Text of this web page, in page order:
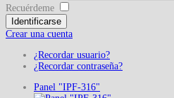
Recuérdeme
Identificarse
Crear una cuenta
¿Recordar usuario?
¿Recordar contraseña?
Panel "IPF-316"